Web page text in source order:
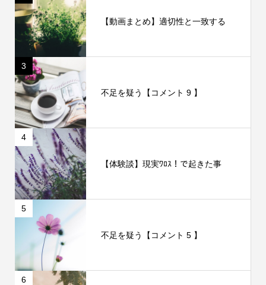
【動画まとめ】適切性と一致する
3
不足を疑う【コメント 9 】
4
【体験談】現実ﾜﾛｽ！で起きた事
5
不足を疑う【コメント 5 】
6